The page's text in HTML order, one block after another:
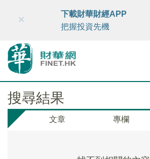
財華智庫網 FINTV FINMETA
×
下載財華財經APP
把握投資先機
搜尋結果
文章 專欄